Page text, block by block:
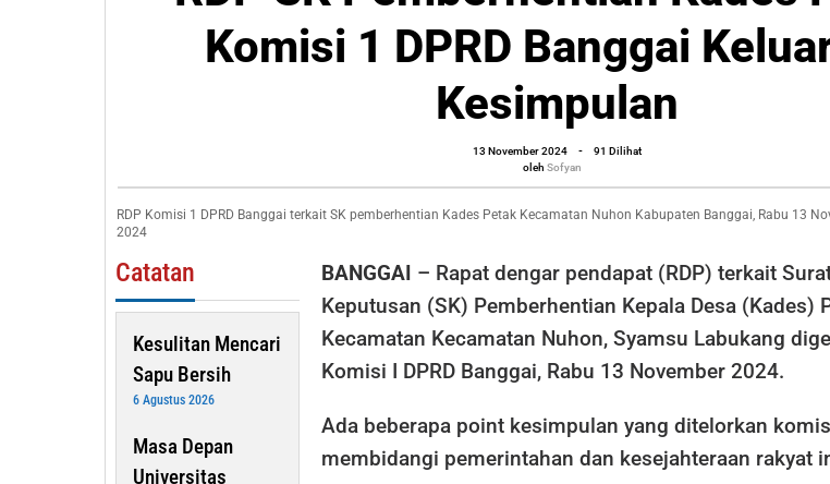
Kades
Petak,
Keluarkan
Kesimpulan
Komisi 1 DPRD Banggai
Kesimpulan
13 November 2024
oleh
Sofyan
-
91 Dilihat
oleh Sofyan
RDP Komisi 1 DPRD Banggai terkait SK pemberhentian Kades Petak Kecamatan Nuhon Kabupaten Banggai, Rabu 13
2024
Catatan
Kesulitan Mencari
Sapu Bersih
6 Agustus 2026
Masa Depan
Universitas
BANGGAI – Rapat dengar pendapat (RDP) terkait
Keputusan (SK) Pemberhentian Kepala Desa (Kades)
Kecamatan Kecamatan Nuhon, Syamsu Labukang
Komisi I DPRD Banggai, Rabu 13 November 2024.
Ada beberapa point kesimpulan yang ditelorkan
membidangi pemerintahan dan kesejahteraan rakyat